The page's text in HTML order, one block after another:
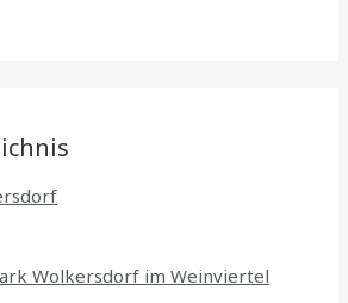
Wolkersdorf im Weinviertel